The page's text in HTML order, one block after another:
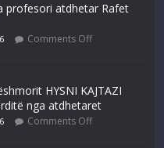
profesori atdhetar Rafet
Comments Off
HYSNI KAJTAZI
nga atdhetaret
Comments Off